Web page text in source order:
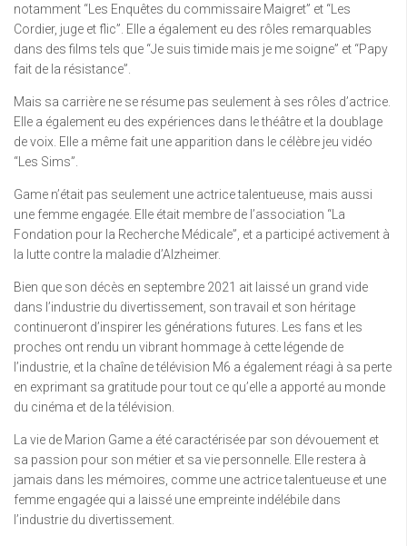
notamment “Les Enquêtes du commissaire Maigret” et “Les
Cordier, juge et flic”. Elle a également eu des rôles remarquables
dans des films tels que “Je suis timide mais je me soigne” et “Papy
fait de la résistance”.
Mais sa carrière ne se résume pas seulement à ses rôles d’actrice.
Elle a également eu des expériences dans le théâtre et la doublage
de voix. Elle a même fait une apparition dans le célèbre jeu vidéo
“Les Sims”.
Game n’était pas seulement une actrice talentueuse, mais aussi
une femme engagée. Elle était membre de l’association “La
Fondation pour la Recherche Médicale”, et a participé activement à
la lutte contre la maladie d’Alzheimer.
Bien que son décès en septembre 2021 ait laissé un grand vide
dans l’industrie du divertissement, son travail et son héritage
continueront d’inspirer les générations futures. Les fans et les
proches ont rendu un vibrant hommage à cette légende de
l’industrie, et la chaîne de télévision M6 a également réagi à sa perte
en exprimant sa gratitude pour tout ce qu’elle a apporté au monde
du cinéma et de la télévision.
La vie de Marion Game a été caractérisée par son dévouement et
sa passion pour son métier et sa vie personnelle. Elle restera à
jamais dans les mémoires, comme une actrice talentueuse et une
femme engagée qui a laissé une empreinte indélébile dans
l’industrie du divertissement.